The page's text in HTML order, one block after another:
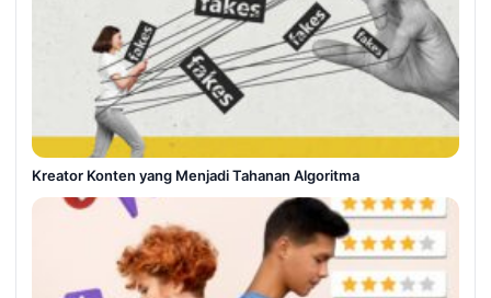
Kreator Konten yang Menjadi Tahanan Algoritma